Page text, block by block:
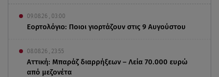
09.08.26 , 03:00
Εορτολόγιο: Ποιοι γιορτάζουν στις 9 Αυγούστου
08.08.26 , 23:55
Αττική: Μπαράζ διαρρήξεων – Λεία 70.000 ευρώ
από μεζονέτα